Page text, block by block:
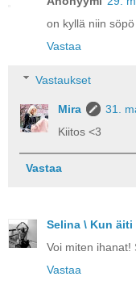
on kyllä niin
Vastaa
Vastaukset
Mira
31.
Kiitos <3
Vastaa
Selina \ Kun äiti
Voi miten ihanat!
Vastaa